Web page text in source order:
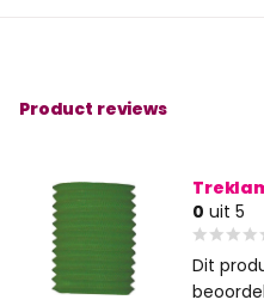
Product reviews
0 uit 5
Dit